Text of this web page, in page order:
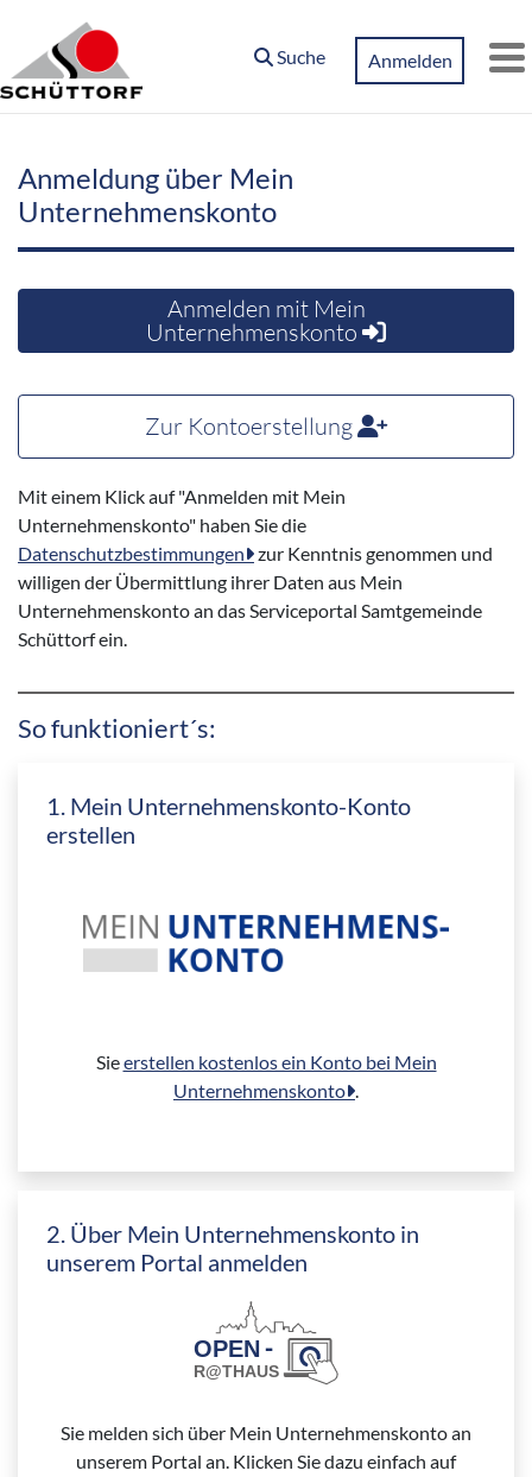
Zum Hauptinhalt springen
Suche Anmelden
Anmeldung über Mein
Unternehmenskonto
Anmelden mit Mein
Unternehmenskonto
Zur Kontoerstellung
Mit einem Klick auf "Anmelden mit Mein
Unternehmenskonto" haben Sie die
Datenschutzbestimmungen
zur Kenntnis genommen und
willigen der Übermittlung ihrer Daten aus Mein
Unternehmenskonto an das Serviceportal Samtgemeinde
Schüttorf ein.
So funktioniert´s:
1. Mein Unternehmenskonto-Konto
erstellen
Sieerstellen kostenlos ein Konto bei Mein
Unternehmenskonto .
2. Über Mein Unternehmenskonto in
unserem Portal anmelden
Sie melden sich über Mein Unternehmenskonto an
unserem Portal an. Klicken Sie dazu einfach auf